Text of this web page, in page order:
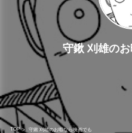
守鍬 刈雄の
TOP > 守鍬 刈雄のお暇なら映画でも